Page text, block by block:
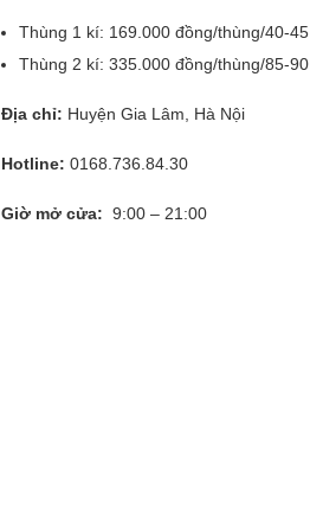
Thùng 1 kí: 169.000 đồng/thùng/40-
Thùng 2 kí: 335.000 đồng/thùng/85-
Địa chỉ: Huyện Gia Lâm, Hà Nội
Hotline: 0168.736.84.30
Giờ mở cửa: 9:00 – 21:00